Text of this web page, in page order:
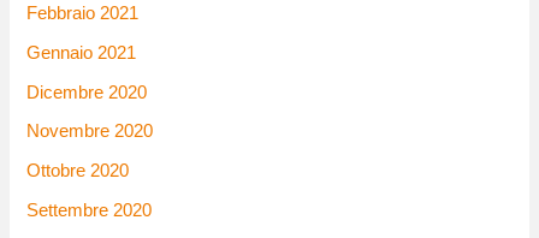
Febbraio 2021
Gennaio 2021
Dicembre 2020
Novembre 2020
Ottobre 2020
Settembre 2020